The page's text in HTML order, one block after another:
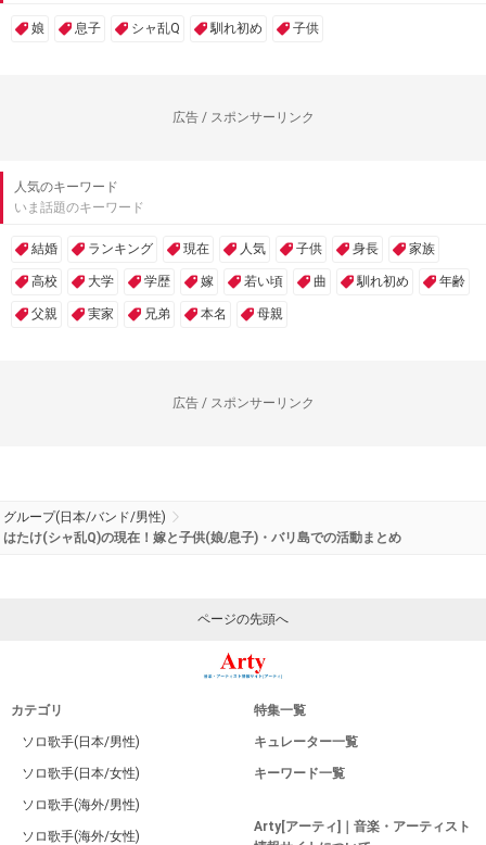
娘 息子 シャ乱Q 馴れ初め 子供
広告 / スポンサーリンク
人気のキーワード
いま話題のキーワード
結婚 ランキング 現在 人気 子供 身長 家族
高校 大学 学歴 嫁 若い頃 曲 馴れ初め 年齢
父親 実家 兄弟 本名 母親
広告 / スポンサーリンク
グループ(日本/バンド/男性)
はたけ(シャ乱Q)の現在！嫁と子供(娘/息子)・バリ島での活動まとめ
ページの先頭へ
カテゴリ
ソロ歌手(日本/男性)
ソロ歌手(日本/女性)
ソロ歌手(海外/男性)
ソロ歌手(海外/女性)
特集一覧
キュレーター一覧
キーワード一覧
Arty[アーティ]｜音楽・アーティスト